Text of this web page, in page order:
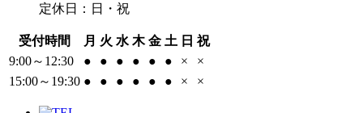
定休日：日・祝
受付時間 月 火 水 木 金 土 日 祝
9:00～12:30
● ● ● ● ● ● ×
×
15:00～19:30 ● ● ● ● ● ● × ×